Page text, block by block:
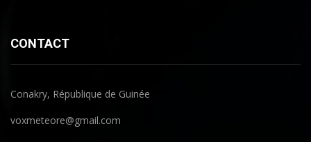
CONTACT
Conakry, République de Guinée
voxmeteore@gmail.com